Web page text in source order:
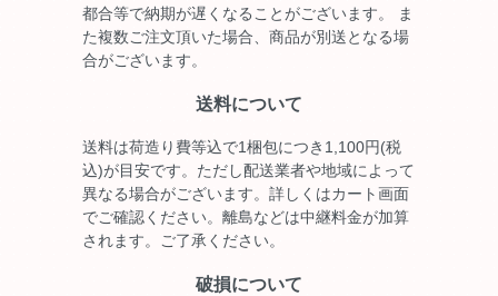
都合等で納期が遅くなることがございます。 ま
た複数ご注文頂いた場合、商品が別送となる場
合がございます。
送料について
送料は荷造り費等込で1梱包につき1,100円(税
込)が目安です。ただし配送業者や地域によって
異なる場合がございます。詳しくはカート画面
でご確認ください。離島などは中継料金が加算
されます。ご了承ください。
破損について